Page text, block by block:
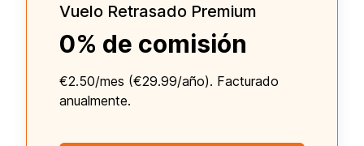
Vuelo Retrasado Premium
0% de comisión
€2.50/mes (€29.99/año). Facturado
anualmente.